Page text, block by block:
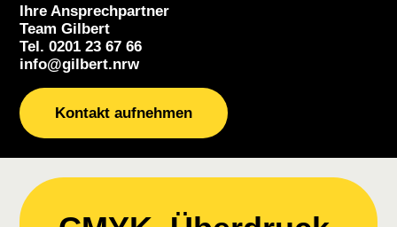
Ihre Ansprechpartner
Team Gilbert
Tel. 0201 23 67 66
info@gilbert.nrw
Kontakt aufnehmen